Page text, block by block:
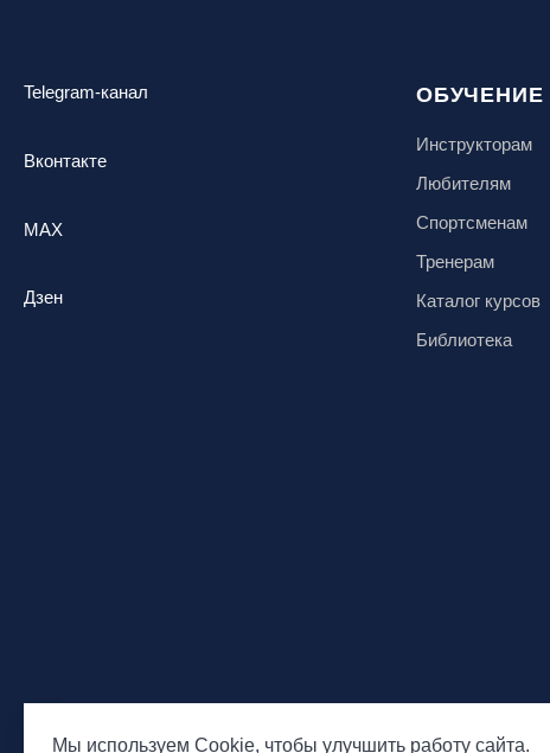
Мы используем Cookie, чтобы улучшить работу сайта.
курорт «Игора»
Telegram-канал
Вконтакте
MAX
Дзен
ОБУЧЕНИЕ
Инструкторам
Любителям
Спортсменам
Тренерам
Каталог курсов
Библиотека